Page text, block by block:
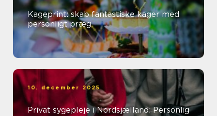
Kageprint: skab fantastiske kager med
personligt præg
10. december 2025
Privat sygepleje i Nordsjælland: Personlig